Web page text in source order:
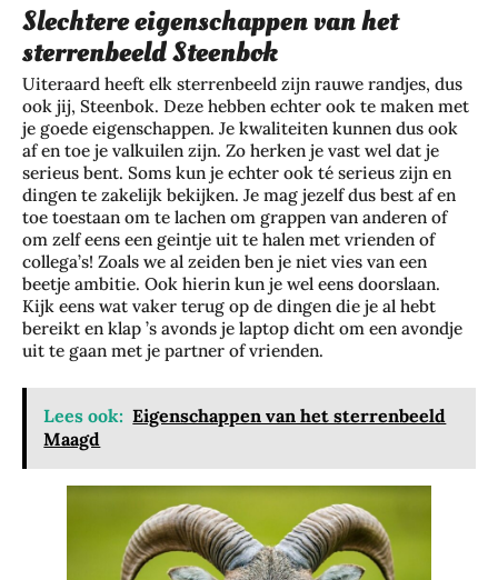
Slechtere eigenschappen van het
sterrenbeeld Steenbok
Uiteraard heeft elk sterrenbeeld zijn rauwe randjes, dus
ook jij, Steenbok. Deze hebben echter ook te maken met
je goede eigenschappen. Je kwaliteiten kunnen dus ook
af en toe je valkuilen zijn. Zo herken je vast wel dat je
serieus bent. Soms kun je echter ook té serieus zijn en
dingen te zakelijk bekijken. Je mag jezelf dus best af en
toe toestaan om te lachen om grappen van anderen of
om zelf eens een geintje uit te halen met vrienden of
collega’s! Zoals we al zeiden ben je niet vies van een
beetje ambitie. Ook hierin kun je wel eens doorslaan.
Kijk eens wat vaker terug op de dingen die je al hebt
bereikt en klap ’s avonds je laptop dicht om een avondje
uit te gaan met je partner of vrienden.
Lees ook: Eigenschappen van het sterrenbeeld
Maagd